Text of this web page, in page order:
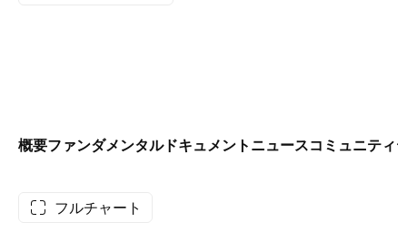
概要ファンダメンタルドキュメント ニュースコミュニティ
フルチャート